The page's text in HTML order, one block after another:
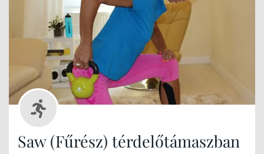
Saw (Fűrész) térdelőtámaszban